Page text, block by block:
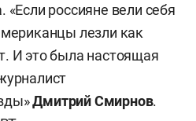
«Если россияне вели себя
лезли как
И это была настоящая
Дмитрий Смирнов.